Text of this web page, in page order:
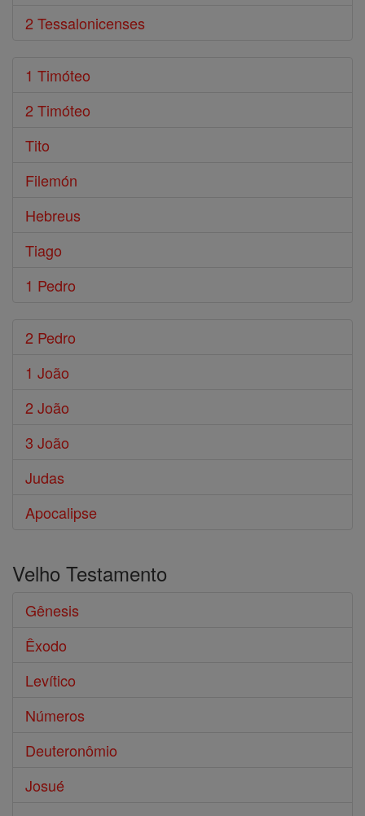
2 Tessalonicenses
1 Timóteo
2 Timóteo
Tito
Filemón
Hebreus
Tiago
1 Pedro
2 Pedro
1 João
2 João
3 João
Judas
Apocalipse
Velho Testamento
Gênesis
Êxodo
Levítico
Números
Deuteronômio
Josué